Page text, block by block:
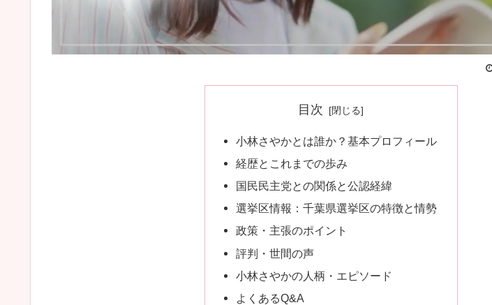
目次
小林さやかとは誰か？基本プロフィール
経歴とこれまでの歩み
国民民主党との関係と公認経緯
選挙区情報：千葉県選挙区の特徴と情勢
政策・主張のポイント
評判・世間の声
小林さやかの人柄・エピソード
よくあるQ&A